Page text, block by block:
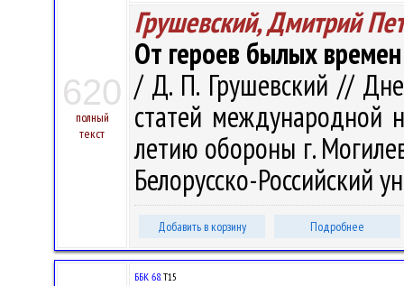
620
полный
текст
Грушевский, Дмитрий
От героев былых времен
/ Д. П. Грушевский //
статей международной
летию обороны г.
Белорусско-Российский
Добавить в корзину Подробнее
ББК 68.Т15